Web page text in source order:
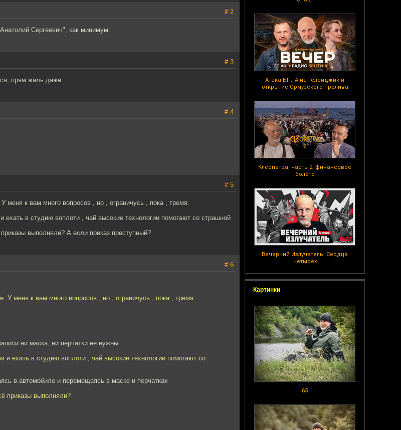
Атака БПЛА на Геленджик и
открытие Ормузского пролива
Клеопатра, часть 2: финансовое
болото
Вечерний Излучатель: Сердца
четырех
Картинки
65
# 2
Сергеевич", как минимум.
# 3
прям жаль даже.
# 4
# 5
меня к вам много вопросов , но , ограничусь , пока , тремя.
ехать в студию воплоти , чай высокие технологии помогают со страшной
выполняли? А если приказ преступный?
# 6
У меня к вам много вопросов , но , ограничусь , пока , тремя.
ни маска, ни перчатки не нужны
и ехать в студию воплоти , чай высокие технологии помогают со
в автомобиле и перемещаясь в маске и перчатках
приказы выполняли?